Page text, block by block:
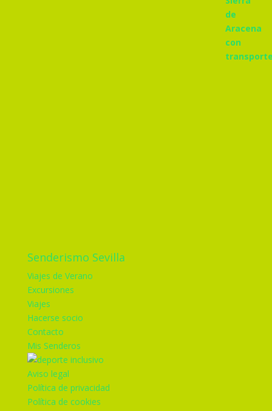
Senderismo Sevilla
Viajes de Verano
Excursiones
Viajes
Hacerse socio
Contacto
Mis Senderos
Aviso legal
Política de privacidad
Política de cookies